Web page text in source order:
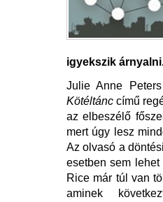
igyekszik
Julie Anne Peters
Kötéltánc című
az elbeszélő
mert úgy lesz
Az olvasó a
esetben sem
Rice már túl van
aminek